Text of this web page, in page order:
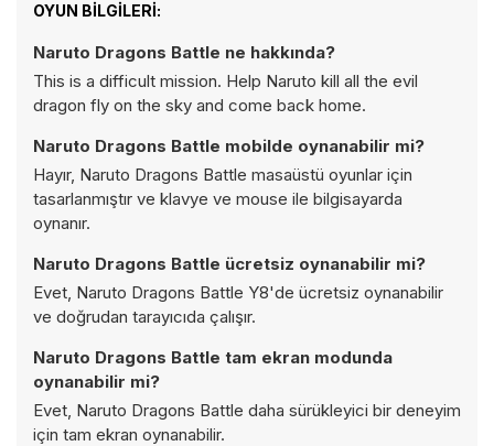
OYUN BILGILERI:
Naruto Dragons Battle ne hakkında?
This is a difficult mission. Help Naruto kill all the evil
dragon fly on the sky and come back home.
Naruto Dragons Battle mobilde oynanabilir mi?
Hayır, Naruto Dragons Battle masaüstü oyunlar için
tasarlanmıştır ve klavye ve mouse ile bilgisayarda
oynanır.
Naruto Dragons Battle ücretsiz oynanabilir mi?
Evet, Naruto Dragons Battle Y8'de ücretsiz oynanabilir
ve doğrudan tarayıcıda çalışır.
Naruto Dragons Battle tam ekran modunda
oynanabilir mi?
Evet, Naruto Dragons Battle daha sürükleyici bir deneyim
için tam ekran oynanabilir.